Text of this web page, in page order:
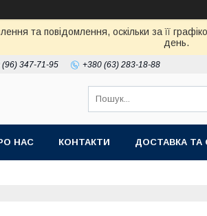
та повідомлення, оскільки за її
день.
(96) 347-71-95 +380 (63) 283-18-88
НАС КОНТАКТИ ДОСТАВКА ТА